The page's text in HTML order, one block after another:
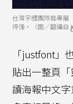
台灣字體團隊推專屬
得懂。（圖／翻攝自
「justfont」
貼出一整頁
讀海報中文